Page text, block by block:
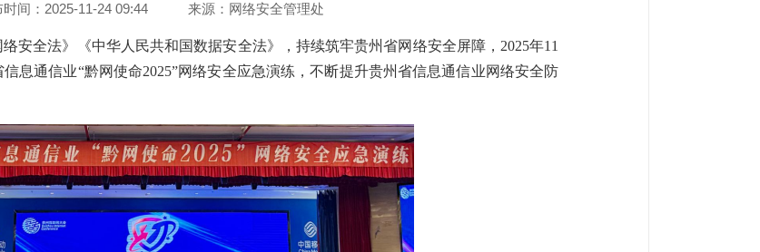
时间：2025-11-24 09:44 来源： 网络安全管理处
安全法》《中华人民共和国数据安全法》，持续筑牢贵州省网络安全屏障，2025年11
息通信业“黔网使命2025”网络安全应急演练，不断提升贵州省信息通信业网络安全防